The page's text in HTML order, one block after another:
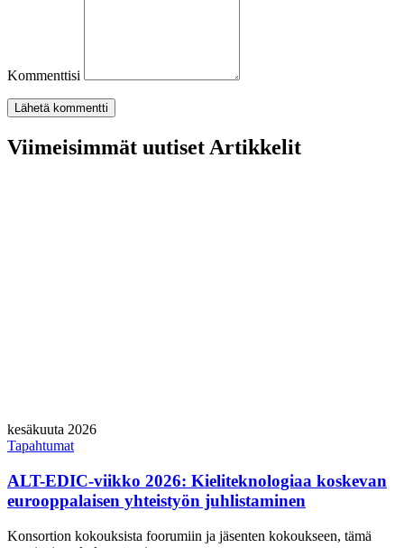
Kommenttisi
Viimeisimmät uutiset Artikkelit
kesäkuuta 2026
Tapahtumat
ALT-EDIC-viikko 2026: Kieliteknologiaa koskevan
eurooppalaisen yhteistyön juhlistaminen
Konsortion kokouksista foorumiin ja jäsenten kokoukseen, tämä